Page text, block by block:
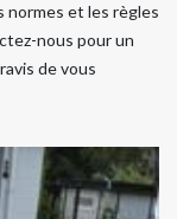
normes et les règles
nous pour un
de vous